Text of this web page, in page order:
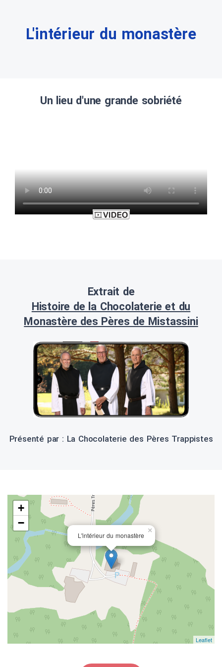
L'intérieur du monastère
Un lieu d'une grande sobriété
Extrait de
Histoire de la Chocolaterie et du
Monastère des Pères de Mistassini
Présenté par : La Chocolaterie des Pères Trappistes
L'intérieur du monastère
×
+
−
Leaflet